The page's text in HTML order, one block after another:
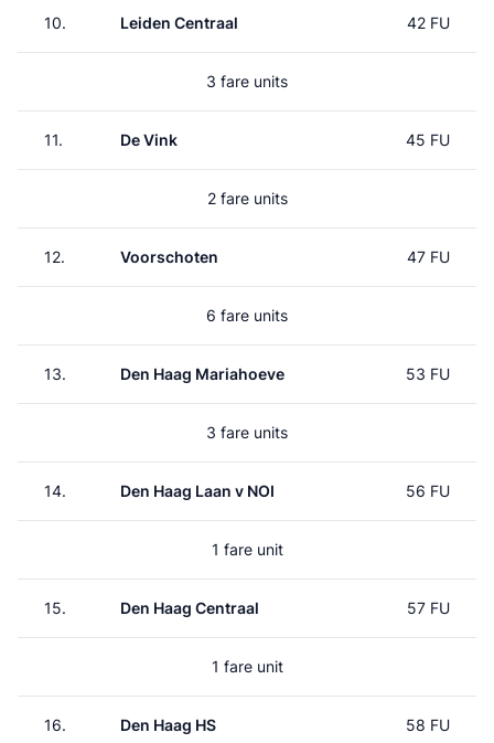
10. Leiden Centraal 42 FU
3 fare units
11. De Vink 45 FU
2 fare units
12. Voorschoten 47 FU
6 fare units
13. Den Haag Mariahoeve 53 FU
3 fare units
14. Den Haag Laan v NOI 56 FU
1 fare unit
15. Den Haag Centraal 57 FU
1 fare unit
16. Den Haag HS 58 FU